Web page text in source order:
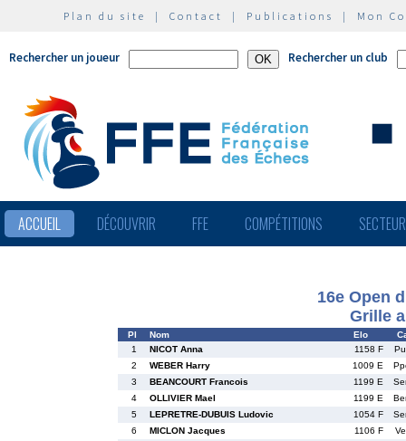
Plan du site | Contact | Publications | Mon
Rechercher un joueur Rechercher un club
ACCUEIL DÉCOUVRIR FFE COMPÉTITIONS
16e Open
Grille
Pl Nom Elo
1
NICOT Anna 1158 F
2
WEBER Harry 1009 E
3
BEANCOURT Francois 1199 E
4
OLLIVIER Mael 1199 E
5
LEPRETRE-DUBUIS Ludovic 1054 F
6
MICLON Jacques 1106 F